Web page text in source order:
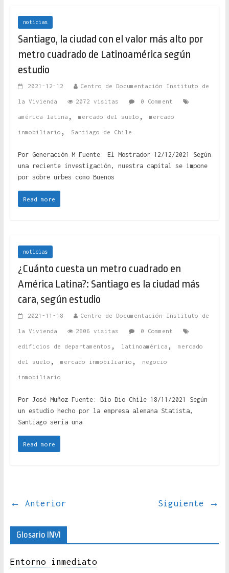
noticias
Santiago, la ciudad con el valor más alto por
metro cuadrado de Latinoamérica según
estudio
2021-12-12 Centro de Documentación Instituto de
la Vivienda 2072 visitas 0 Comment
américa latina , mercado del suelo , mercado
inmobiliario , Santiago de Chile
Por Generación M Fuente: El Mostrador 12/12/2021 Según
una reciente investigación, nuestra capital se impone
por sobre urbes como Buenos
Read more
noticias
¿Cuánto cuesta un metro cuadrado en
América Latina?: Santiago es la ciudad más
cara, según estudio
2021-11-18 Centro de Documentación Instituto de
la Vivienda 2606 visitas 0 Comment
edificios de departamentos , latinoamérica , mercado
del suelo , mercado inmobiliario , negocio
inmobiliario
Por José Muñoz Fuente: Bio Bio Chile 18/11/2021 Según
un estudio hecho por la empresa alemana Statista,
Santiago sería una
Read more
← Anterior Siguiente →
Glosario INVI
Entorno inmediato